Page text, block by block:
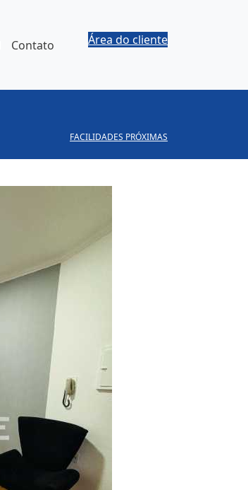
Contato Área do cliente
FACILIDADES PRÓXIMAS